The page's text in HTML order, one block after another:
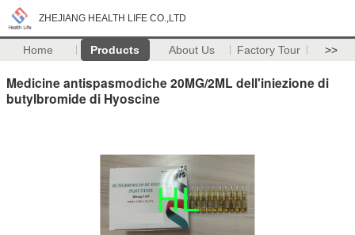
ZHEJIANG HEALTH LIFE CO.,LTD
Home Products About Us Factory Tour >>
Medicine antispasmodiche 20MG/2ML dell'iniezione di
butylbromide di Hyoscine